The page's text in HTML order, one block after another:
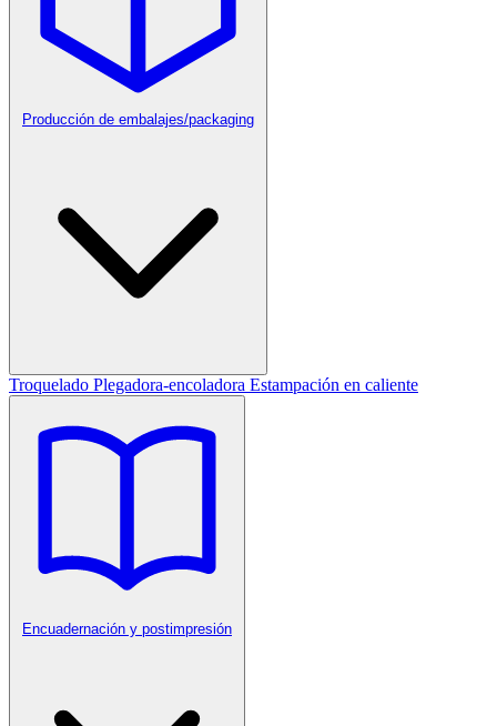
Producción de embalajes/packaging
Troquelado Plegadora-encoladora Estampación en caliente
Encuadernación y postimpresión